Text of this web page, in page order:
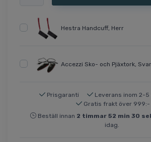
Hestra Handcuff, Herr
Accezzi Sko- och Pjäxtork,
Prisgaranti
Leverans inom 2-
Gratis frakt över 999:-
Beställ innan 2 timmar 52 min 29
idag.